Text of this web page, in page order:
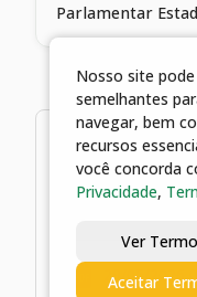
Parlamentar
2 arquivos
29/05/2026
29/05/2026
Nosso site
semelhantes
navegar, bem
recursos
você concorda
Privacidade,
Ver
Aceitar